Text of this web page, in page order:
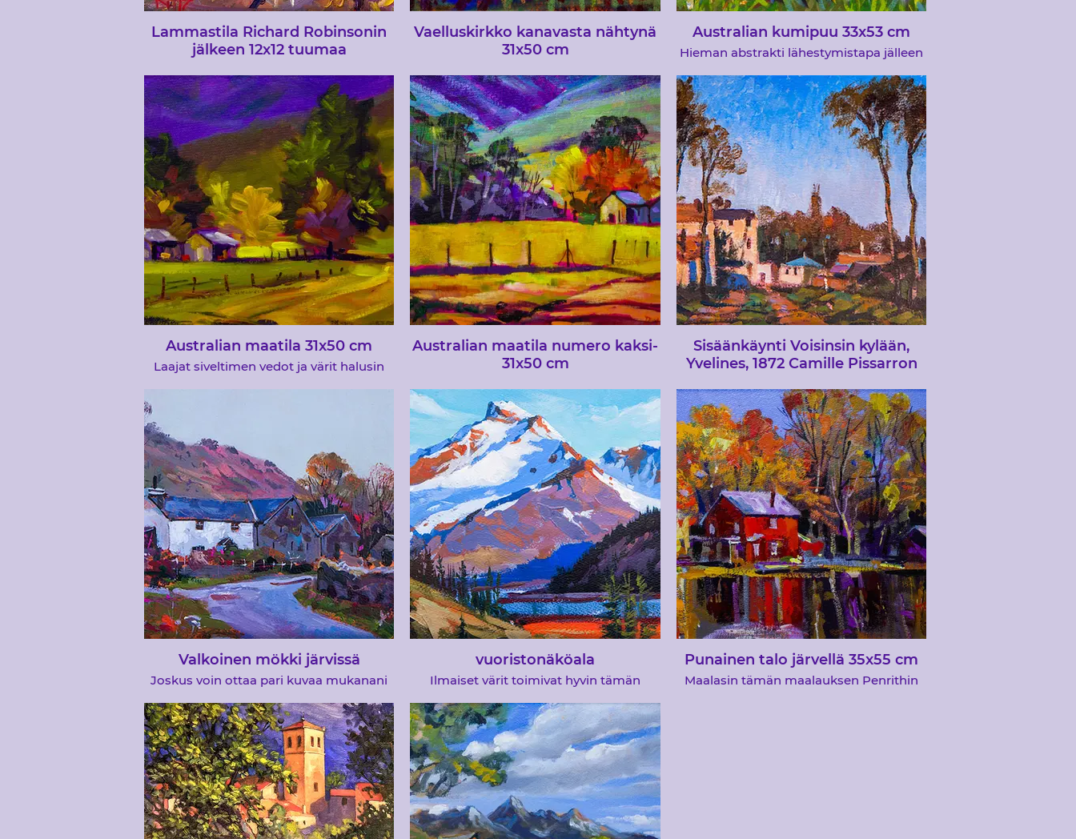
Lammastila Richard Robinsonin
jälkeen 12x12 tuumaa
peräisin maalauksista, jotka katselin
uuden-seelantilaisen taiteilijan Richard
Robinsonin maalaamista televisiossa,
hänen maalauksensa ovat raikkaita ja
ilmavia. Tässä maalauksessa käytetään
leveitä siveltimiä halutun vaikutuksen
saavuttamiseksi
Vaelluskirkko kanavasta nähtynä
31x50 cm
vektorimpressionismin tyyliäni, kun
maalasin tämän näkymän Mellingin
kirkosta Canal-pankilta paikalliselle
taideryhmälle, mutta valitettavasti he
eivät olleet niin innostuneita kuin minä ...
jotkut voitat, toiset menetät
Australian kumipuu 33x53 cm
Hieman abstrakti lähestymistapa jälleen
maalauksella. Halusin päästä taiteeseen,
&quot;kokeilla on ok&quot;, älä pelkää
tehdä asioita laatikosta. Olen havainnut,
että tämä lähestymistapa on valaiseva,
saatat löytää uusia näköaloja
Australian maatila 31x50 cm
Laajat siveltimen vedot ja värit halusin
Australian maatila numero kaksi-
31x50 cm
Sisäänkäynti Voisinsin kylään,
Yvelines, 1872 Camille Pissarron
Keskustelin ranskalaisista
impressionisteista taiteilijaryhmäni
kanssa, kun yksi heistä kysyi minulta,
tekisikö mielenosoitus käyttäen yhtä
impressionistia esimerkkinä, joten
valitsin &quot;Sisäänkäynti Voisinsin
kylään, Yvelines, 1872 Camille Pissarron
jälkeen&quot;
Valkoinen mökki järvissä
Joskus voin ottaa pari kuvaa mukanani
jäseniltä, minkä kuvan haluat minun
maalattavan. Otan myös yleensä
kaksinkertaisen kiinnityksen ja kehyksen,
jotta lopussa oleva maalaus näytetään,
kaikki tehdään alle kaksi tuntia. Tämän
maalauksen erityinen kuva valittiin
valkoiseksi pestylle rakennukselle
vuoristonäköala
Ilmaiset värit toimivat hyvin tämän
kanssa
Punainen talo järvellä 35x55 cm
Maalasin tämän maalauksen Penrithin